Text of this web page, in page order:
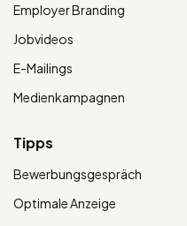
Employer Branding
Jobvideos
E-Mailings
Medienkampagnen
Tipps
Bewerbungsgespräch
Optimale Anzeige